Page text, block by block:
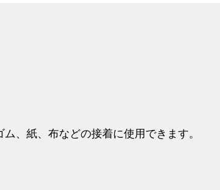
、紙、布などの接着に使用できます。